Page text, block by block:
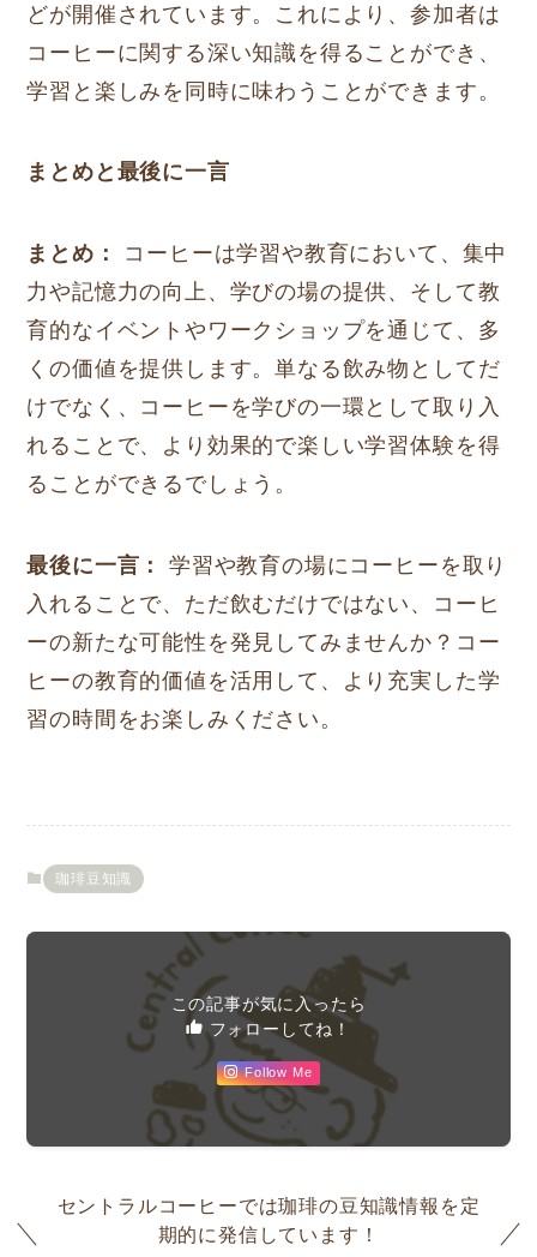
どが開催されています。これにより、参加者は
コーヒーに関する深い知識を得ることができ、
学習と楽しみを同時に味わうことができます。
まとめと最後に一言
まとめ：
コーヒーは学習や教育において、集中
力や記憶力の向上、学びの場の提供、そして教
育的なイベントやワークショップを通じて、多
くの価値を提供します。単なる飲み物としてだ
けでなく、コーヒーを学びの一環として取り入
れることで、より効果的で楽しい学習体験を得
ることができるでしょう。
最後に一言：
学習や教育の場にコーヒーを取り
入れることで、ただ飲むだけではない、コーヒ
ーの新たな可能性を発見してみませんか？コー
ヒーの教育的価値を活用して、より充実した学
習の時間をお楽しみください。
珈琲豆知識
この記事が気に入ったら
フォローしてね！
Follow Me
セントラルコーヒーでは珈琲の豆知識情報を定
期的に発信しています！